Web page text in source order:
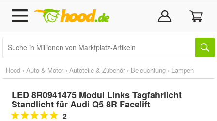
Hood › Auto & Motor › Autoteile & Zubehör › Beleuchtung › Lampen
LED 8R0941475 Modul Links Tagfahrlicht
Standlicht für Audi Q5 8R Facelift
2